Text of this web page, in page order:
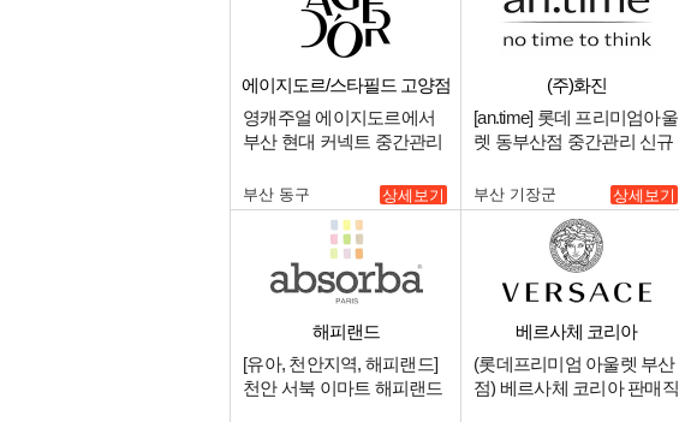
에이지도르/스타필드 고양점
영캐주얼 에이지도르에서
부산 현대 커넥트 중간관리
부산 동구 상세보기
(주)화진
[an.time] 롯데 프리미엄아울
렛 동부산점 중간관리 신규
부산 기장군 상세보기
해피랜드
[유아, 천안지역, 해피랜드]
천안 서북 이마트 해피랜드
베르사체 코리아
(롯데프리미엄 아울렛 부산
점) 베르사체 코리아 판매직